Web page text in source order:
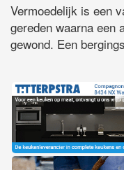
Vermoedelijk is een
gereden waarna een
gewond. Een